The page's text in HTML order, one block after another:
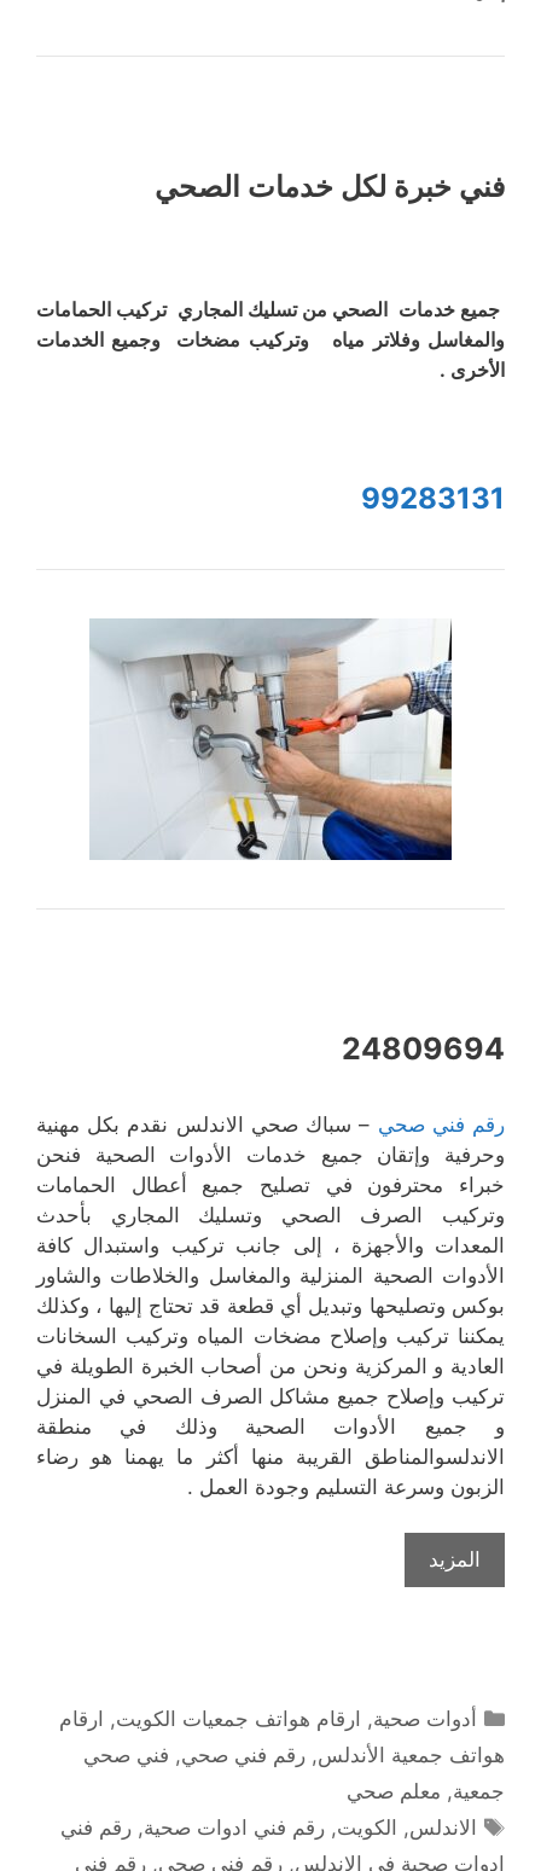
فني خبرة لكل خدمات الصحي
جميع خدمات الصحي من تسليك المجاري تركيب الحمامات
والمغاسل وفلاتر مياه وتركيب مضخات وجميع الخدمات
الأخرى .
99283131
24809694
رقم فني صحي – سباك صحي الاندلس نقدم بكل مهنية
وحرفية وإتقان جميع خدمات الأدوات الصحية فنحن
خبراء محترفون في تصليح جميع أعطال الحمامات
وتركيب الصرف الصحي وتسليك المجاري بأحدث
المعدات والأجهزة ، إلى جانب تركيب واستبدال كافة
الأدوات الصحية المنزلية والمغاسل والخلاطات والشاور
بوكس وتصليحها وتبديل أي قطعة قد تحتاج إليها ، وكذلك
يمكننا تركيب وإصلاح مضخات المياه وتركيب السخانات
العادية و المركزية ونحن من أصحاب الخبرة الطويلة في
تركيب وإصلاح جميع مشاكل الصرف الصحي في المنزل
و جميع الأدوات الصحية وذلك في منطقة
الاندلسوالمناطق القريبة منها أكثر ما يهمنا هو رضاء
الزبون وسرعة التسليم وجودة العمل .
المزيد
التصنيفات
أدوات صحية, ارقام هواتف جمعيات الكويت, ارقام
هواتف جمعية الأندلس, رقم فني صحي, فني صحي
جمعية, معلم صحي
الوسوم
الاندلس, الكويت,رقم فني ادوات صحية,رقم فني
ادوات صحية في الاندلس, رقم فني صحي, رقم فني